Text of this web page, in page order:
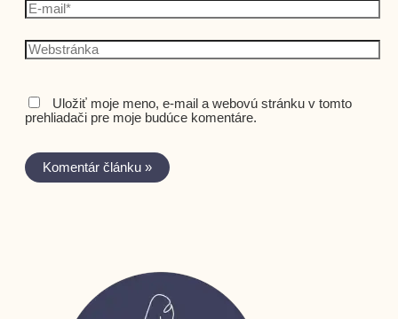
Uložiť moje meno, e-mail a webovú stránku v tomto
prehliadači pre moje budúce komentáre.